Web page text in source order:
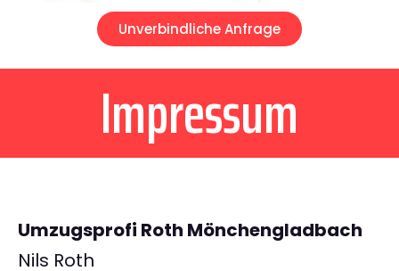
Unverbindliche Anfrage
Impressum
Umzugsprofi Roth Mönchengladbach
Nils Roth